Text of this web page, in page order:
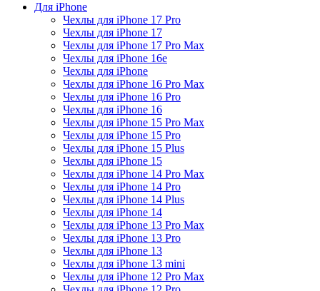
Для iPhone
Чехлы для iPhone 17 Pro
Чехлы для iPhone 17
Чехлы для iPhone 17 Pro Max
Чехлы для iPhone 16e
Чехлы для iPhone
Чехлы для iPhone 16 Pro Max
Чехлы для iPhone 16 Pro
Чехлы для iPhone 16
Чехлы для iPhone 15 Pro Max
Чехлы для iPhone 15 Pro
Чехлы для iPhone 15 Plus
Чехлы для iPhone 15
Чехлы для iPhone 14 Pro Max
Чехлы для iPhone 14 Pro
Чехлы для iPhone 14 Plus
Чехлы для iPhone 14
Чехлы для iPhone 13 Pro Max
Чехлы для iPhone 13 Pro
Чехлы для iPhone 13
Чехлы для iPhone 13 mini
Чехлы для iPhone 12 Pro Max